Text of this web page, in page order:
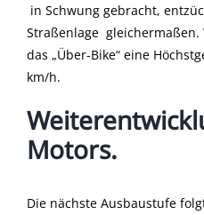
in Schwung gebracht,
Straßenlage
das „Über-Bike“ eine
km/h.
Motors.
Die nächste Ausbaustufe